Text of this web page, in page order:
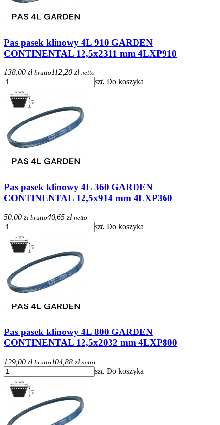
Pas pasek klinowy 4L 910 GARDEN
CONTINENTAL 12,5x2311 mm 4LXP910
138,00 zł brutto 112,20 zł netto
szt. Do koszyka
Pas pasek klinowy 4L 360 GARDEN
CONTINENTAL 12,5x914 mm 4LXP360
50,00 zł brutto40,65 zł netto
szt. Do koszyka
Pas pasek klinowy 4L 800 GARDEN
CONTINENTAL 12,5x2032 mm 4LXP800
129,00 zł brutto 104,88 zł netto
szt. Do koszyka